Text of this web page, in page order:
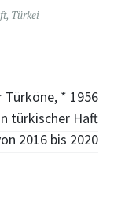
, Türkei
Türköne, * 1956
türkischer Haft
2016 bis 2020